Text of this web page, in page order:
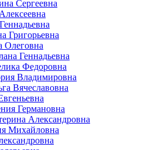
Сергеевна
Григорьевна
Олеговна
Геннадьевна
Федоровна
Владимировна
Вячеславовна
Германовна
Александровна
Михайловна